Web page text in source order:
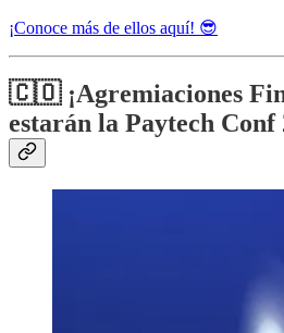
¡Conoce más de ellos aquí! 😎
🇨🇴 ¡Agremiaciones
estarán la Paytech Conf